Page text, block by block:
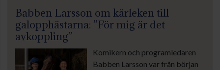
Babben Larsson om kärleken till
galopphästarna: ”För mig är det
avkoppling”
Komikern och programledaren
Babben Larsson var från början